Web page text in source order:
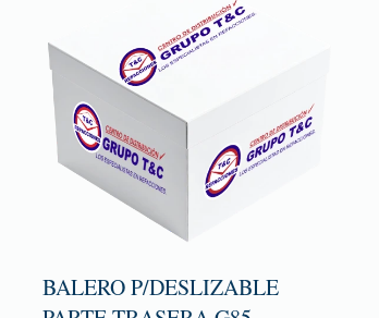
BALERO P/DESLIZABLE